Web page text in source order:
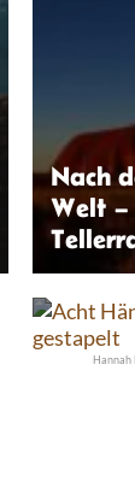
Nach
Welt –
Hannah